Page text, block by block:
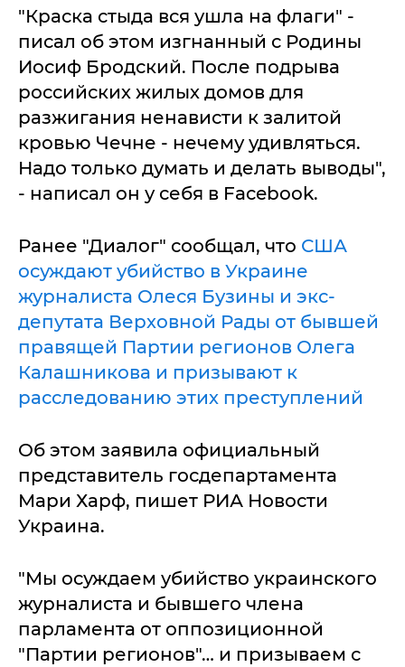
"Краска стыда вся ушла на флаги" -
писал об этом изгнанный с Родины
Иосиф Бродский. После подрыва
российских жилых домов для
разжигания ненависти к залитой
кровью Чечне - нечему удивляться.
Надо только думать и делать выводы",
- написал он у себя в Facebook.
Ранее "Диалог" сообщал, что США
осуждают убийство в Украине
журналиста Олеся Бузины и экс-
депутата Верховной Рады от бывшей
правящей Партии регионов Олега
Калашникова и призывают к
расследованию этих преступлений
Об этом заявила официальный
представитель госдепартамента
Мари Харф, пишет РИА Новости
Украина.
"Мы осуждаем убийство украинского
журналиста и бывшего члена
парламента от оппозиционной
"Партии регионов"… и призываем с